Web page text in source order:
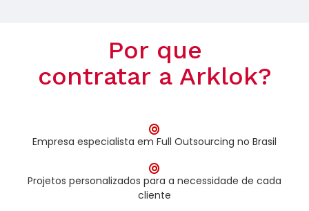
Por que
contratar a Arklok?
Empresa especialista em Full Outsourcing no Brasil
Projetos personalizados para a necessidade de cada
cliente